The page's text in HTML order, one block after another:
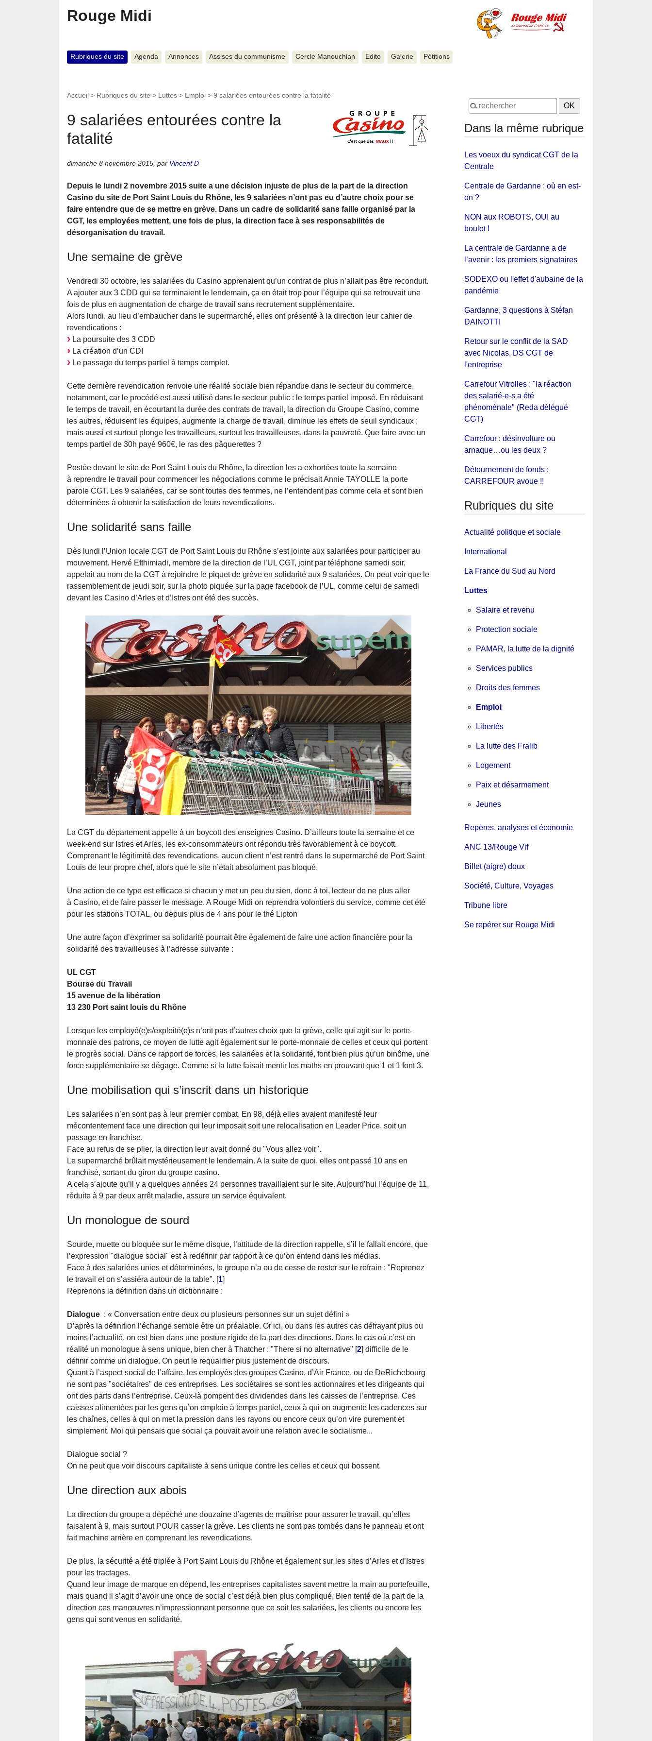
Rouge Midi
Rubriques du site Agenda Annonces Assises du communisme Cercle Manouchian Edito Galerie Pétitions
Accueil > Rubriques du site > Luttes > Emploi > 9 salariées entourées contre la fatalité
9 salariées entourées contre la
fatalité
dimanche 8 novembre 2015 par Vincent D
Depuis le lundi 2 novembre 2015 suite a une décision injuste de plus de la part de la direction
Casino du site de Port Saint Louis du Rhône, les 9 salariées n’ont pas eu d’autre choix pour se
faire entendre que de se mettre en grève. Dans un cadre de solidarité sans faille organisé par la
CGT, les employées mettent, une fois de plus, la direction face à ses responsabilités de
désorganisation du travail.
Une semaine de grève
Vendredi 30 octobre, les salariées du Casino apprenaient qu’un contrat de plus n’allait pas être reconduit.
A ajouter aux 3 CDD qui se terminaient le lendemain, ça en était trop pour l’équipe qui se retrouvait une
fois de plus en augmentation de charge de travail sans recrutement supplémentaire.
Alors lundi, au lieu d’embaucher dans le supermarché, elles ont présenté à la direction leur cahier de
revendications :
La poursuite des 3 CDD
La création d’un CDI
Le passage du temps partiel à temps complet.
Cette dernière revendication renvoie une réalité sociale bien répandue dans le secteur du commerce,
notamment, car le procédé est aussi utilisé dans le secteur public : le temps partiel imposé. En réduisant
le temps de travail, en écourtant la durée des contrats de travail, la direction du Groupe Casino, comme
les autres, réduisent les équipes, augmente la charge de travail, diminue les effets de seuil syndicaux ;
mais aussi et surtout plonge les travailleurs, surtout les travailleuses, dans la pauvreté. Que faire avec un
temps partiel de 30h payé 960€, le ras des pâquerettes ?
Postée devant le site de Port Saint Louis du Rhône, la direction les a exhortées toute la semaine
à reprendre le travail pour commencer les négociations comme le précisait Annie TAYOLLE la porte
parole CGT. Les 9 salariées, car se sont toutes des femmes, ne l’entendent pas comme cela et sont bien
déterminées à obtenir la satisfaction de leurs revendications.
Une solidarité sans faille
Dès lundi l’Union locale CGT de Port Saint Louis du Rhône s’est jointe aux salariées pour participer au
mouvement. Hervé Efthimiadi, membre de la direction de l’UL CGT, joint par téléphone samedi soir,
appelait au nom de la CGT à rejoindre le piquet de grève en solidarité aux 9 salariées. On peut voir que le
rassemblement de jeudi soir, sur la photo piquée sur la page facebook de l’UL, comme celui de samedi
devant les Casino d’Arles et d’Istres ont été des succès.
La CGT du département appelle à un boycott des enseignes Casino. D’ailleurs toute la semaine et ce
week-end sur Istres et Arles, les ex-consommateurs ont répondu très favorablement à ce boycott.
Comprenant le légitimité des revendications, aucun client n’est rentré dans le supermarché de Port Saint
Louis de leur propre chef, alors que le site n’était absolument pas bloqué.
Une action de ce type est efficace si chacun y met un peu du sien, donc à toi, lecteur de ne plus aller
à Casino, et de faire passer le message. A Rouge Midi on reprendra volontiers du service, comme cet été
pour les stations TOTAL, ou depuis plus de 4 ans pour le thé Lipton
Une autre façon d’exprimer sa solidarité pourrait être également de faire une action financière pour la
solidarité des travailleuses à l’adresse suivante :
UL CGT
Bourse du Travail
15 avenue de la libération
13 230 Port saint louis du Rhône
Lorsque les employé(e)s/exploité(e)s n’ont pas d’autres choix que la grève, celle qui agit sur le porte-
monnaie des patrons, ce moyen de lutte agit également sur le porte-monnaie de celles et ceux qui portent
le progrès social. Dans ce rapport de forces, les salariées et la solidarité, font bien plus qu’un binôme, une
force supplémentaire se dégage. Comme si la lutte faisait mentir les maths en prouvant que 1 et 1 font 3.
Une mobilisation qui s’inscrit dans un historique
Les salariées n’en sont pas à leur premier combat. En 98, déjà elles avaient manifesté leur
mécontentement face une direction qui leur imposait soit une relocalisation en Leader Price, soit un
passage en franchise.
Face au refus de se plier, la direction leur avait donné du "Vous allez voir".
Le supermarché brûlait mystérieusement le lendemain. A la suite de quoi, elles ont passé 10 ans en
franchisé, sortant du giron du groupe casino.
A cela s’ajoute qu’il y a quelques années 24 personnes travaillaient sur le site. Aujourd’hui l’équipe de 11,
réduite à 9 par deux arrêt maladie, assure un service équivalent.
Un monologue de sourd
Sourde, muette ou bloquée sur le même disque, l’attitude de la direction rappelle, s’il le fallait encore, que
l’expression "dialogue social" est à redéfinir par rapport à ce qu’on entend dans les médias.
Face à des salariées unies et déterminées, le groupe n’a eu de cesse de rester sur le refrain : "Reprenez
le travail et on s’assiéra autour de la table". [1]
Reprenons la définition dans un dictionnaire :
Dialogue : « Conversation entre deux ou plusieurs personnes sur un sujet défini »
D’après la définition l’échange semble être un préalable. Or ici, ou dans les autres cas défrayant plus ou
moins l’actualité, on est bien dans une posture rigide de la part des directions. Dans le cas où c’est en
réalité un monologue à sens unique, bien cher à Thatcher : "There si no alternative" [2] difficile de le
définir comme un dialogue. On peut le requalifier plus justement de discours.
Quant à l’aspect social de l’affaire, les employés des groupes Casino, d’Air France, ou de DeRichebourg
ne sont pas "sociétaires" de ces entreprises. Les sociétaires se sont les actionnaires et les dirigeants qui
ont des parts dans l’entreprise. Ceux-là pompent des dividendes dans les caisses de l’entreprise. Ces
caisses alimentées par les gens qu’on emploie à temps partiel, ceux à qui on augmente les cadences sur
les chaînes, celles à qui on met la pression dans les rayons ou encore ceux qu’on vire purement et
simplement. Moi qui pensais que social ça pouvait avoir une relation avec le socialisme...
Dialogue social ?
On ne peut que voir discours capitaliste à sens unique contre les celles et ceux qui bossent.
Une direction aux abois
La direction du groupe a dépêché une douzaine d’agents de maîtrise pour assurer le travail, qu’elles
faisaient à 9, mais surtout POUR casser la grève. Les clients ne sont pas tombés dans le panneau et ont
fait machine arrière en comprenant les revendications.
De plus, la sécurité a été triplée à Port Saint Louis du Rhône et également sur les sites d’Arles et d’Istres
pour les tractages.
Quand leur image de marque en dépend, les entreprises capitalistes savent mettre la main au portefeuille,
mais quand il s’agit d’avoir une once de social c’est déjà bien plus compliqué. Bien tenté de la part de la
direction ces manœuvres n’impressionnent personne que ce soit les salariées, les clients ou encore les
gens qui sont venus en solidarité.
Dans la même rubrique
Les voeux du syndicat CGT de la
Centrale
Centrale de Gardanne : où en est-
on ?
NON aux ROBOTS, OUI au
boulot !
La centrale de Gardanne a de
l’avenir : les premiers signataires
SODEXO ou l'effet d'aubaine de la
pandémie
Gardanne, 3 questions à Stéfan
DAINOTTI
Retour sur le conflit de la SAD
avec Nicolas, DS CGT de
l'entreprise
Carrefour Vitrolles : "la réaction
des salarié-e-s a été
phénoménale" (Reda délégué
CGT)
Carrefour : désinvolture ou
arnaque…ou les deux ?
Détournement de fonds :
CARREFOUR avoue !!
Rubriques du site
Actualité politique et sociale
International
La France du Sud au Nord
Luttes
Salaire et revenu
Protection sociale
PAMAR, la lutte de la dignité
Services publics
Droits des femmes
Emploi
Libertés
La lutte des Fralib
Logement
Paix et désarmement
Jeunes
Repères, analyses et économie
ANC 13/Rouge Vif
Billet (aigre) doux
Société, Culture, Voyages
Tribune libre
Se repérer sur Rouge Midi